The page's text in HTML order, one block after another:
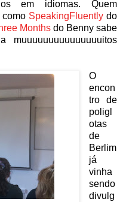
em idiomas. Quem
SpeakingFluently do
Monthsdo Benny sabe
O
encon
tro de
poligl
otas
de
Berlim
já
vinha
sendo
divulg